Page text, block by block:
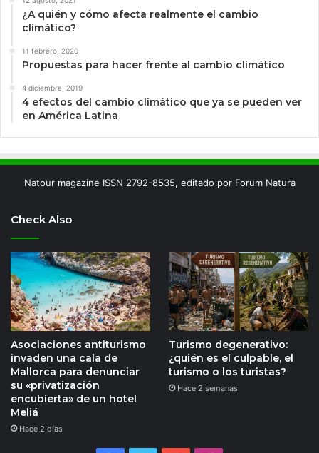
¿A quién y cómo afecta realmente el cambio
climático?
11 febrero, 2020
Propuestas para hacer frente al cambio climático
4 diciembre, 2019
4 efectos del cambio climático que ya se pueden ver
en América Latina
Natour magazine ISSN 2792-8535, editado por Forum Natura
Check Also
Asociaciones antiturismo
invaden una cala de
Mallorca para denunciar
su «privatización
encubierta» de un hotel
Meliá
Hace 2 días
Turismo degenerativo:
¿quién es el culpable, el
turismo o los turistas?
Hace 2 semanas